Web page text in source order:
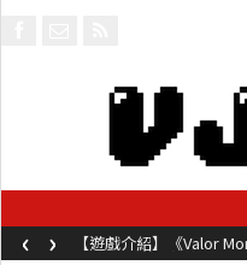
【遊戲介紹】《Valor
槍械劍與魔法殺敵
‹ ›